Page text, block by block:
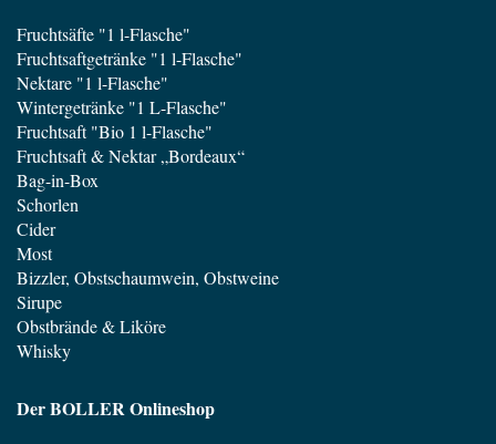
Fruchtsäfte "1 l-Flasche"
Fruchtsaftgetränke "1 l-Flasche"
Nektare "1 l-Flasche"
Wintergetränke "1 L-Flasche"
Fruchtsaft "Bio 1 l-Flasche"
Fruchtsaft & Nektar „Bordeaux“
Bag-in-Box
Schorlen
Cider
Most
Bizzler, Obstschaumwein, Obstweine
Sirupe
Obstbrände & Liköre
Whisky
Der BOLLER Onlineshop